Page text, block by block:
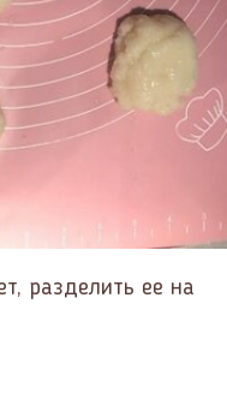
разделить ее на